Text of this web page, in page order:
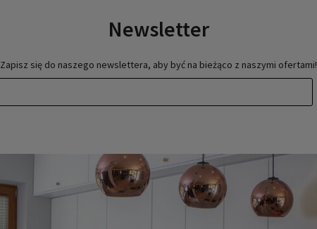
Newsletter
Zapisz się do naszego newslettera, aby być na bieżąco z naszymi ofertami!